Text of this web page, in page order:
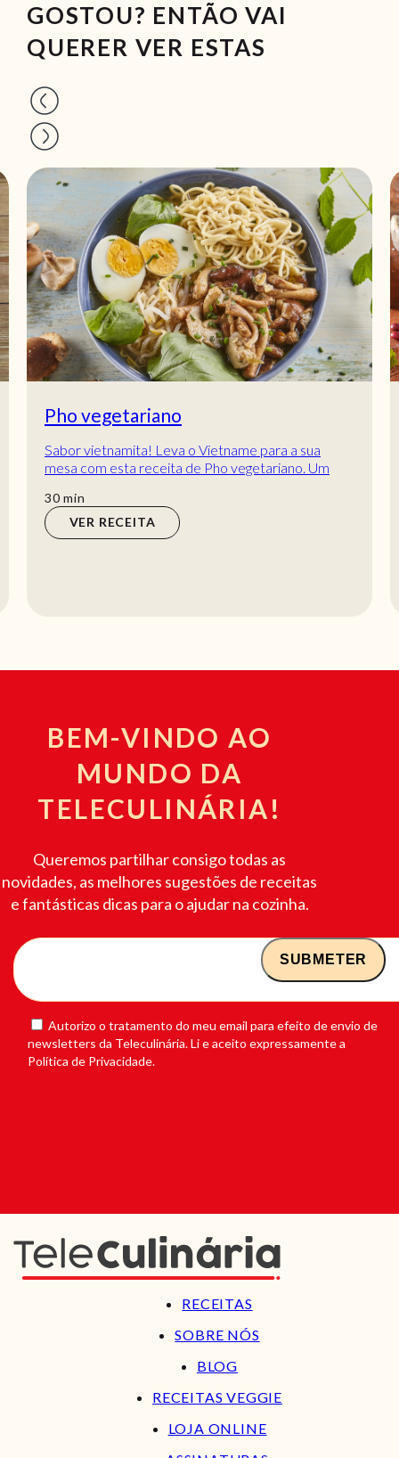
GOSTOU? ENTÃO VAI
QUERER VER ESTAS
Pho vegetariano
Sabor vietnamita! Leva o Vietname para a sua
mesa com esta receita de Pho vegetariano. Um
saborear...
30min
min
VER RECEITA
BEM-VINDO AO
MUNDO DA
TELECULINÁRIA!
Queremos partilhar consigo todas as
novidades, as melhores sugestões de receitas
e fantásticas dicas para o ajudar na cozinha.
Autorizo o tratamento do meu email para efeito de envio de
newsletters da Teleculinária. Li e aceito expressamente a
Política de Privacidade.
RECEITAS
SOBRE NÓS
BLOG
RECEITAS VEGGIE
LOJA ONLINE